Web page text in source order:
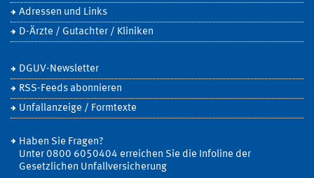
Adressen und Links
D-Ärzte / Gutachter / Kliniken
DGUV-Newsletter
RSS-Feeds abonnieren
Unfallanzeige / Formtexte
Haben Sie Fragen?
Unter 0800 6050404 erreichen Sie die Infoline der
Gesetzlichen Unfallversicherung